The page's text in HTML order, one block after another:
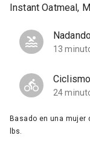
Instant Oatmeal,
13
Ciclismo
24
Basado en una mujer
lbs.